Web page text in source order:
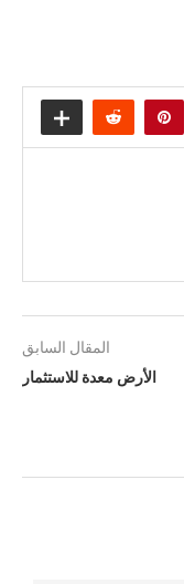
المقال السابق
الأرض معدة للاستثمار